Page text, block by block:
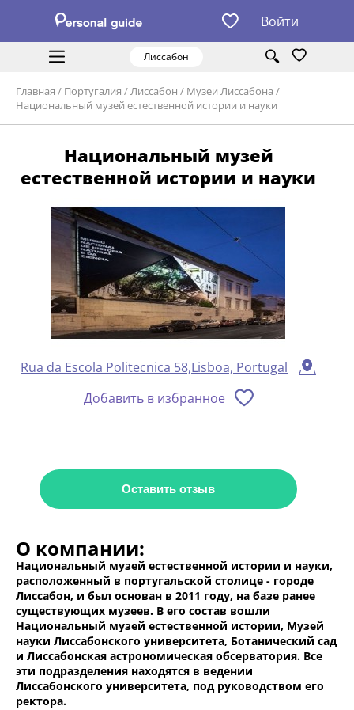
Войти
Лиссабон
Главная / Португалия /Лиссабон / Музеи Лиссабона /
Национальный музей естественной истории и науки
Национальный музей
естественной истории и науки
Rua da Escola Politecnica 58,Lisboa, Portugal
Добавить в избранное
Оставить отзыв
О компании:
Национальный музей естественной истории и науки,
расположенный в португальской столице - городе
Лиссабон, и был основан в 2011 году, на базе ранее
существующих музеев. В его состав вошли
Национальный музей естественной истории, Музей
науки Лиссабонского университета, Ботанический сад
и Лиссабонская астрономическая обсерватория. Все
эти подразделения находятся в ведении
Лиссабонского университета, под руководством его
ректора.